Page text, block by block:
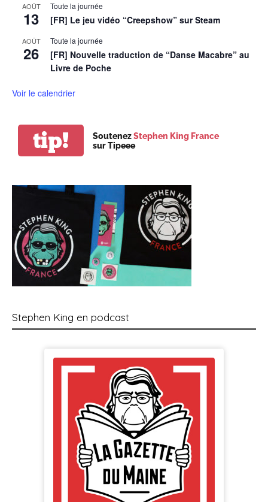
AOÛT
13
Toute la journée
[FR] Le jeu vidéo “Creepshow” sur Steam
AOÛT
26
Toute la journée
[FR] Nouvelle traduction de “Danse Macabre” au
Livre de Poche
Voir le calendrier
tip! SoutenezStephen King France
sur Tipeee
Stephen King en podcast